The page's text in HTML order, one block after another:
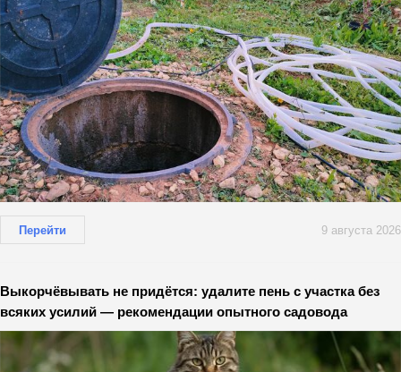
Перейти 9 августа 2026
Выкорчёвывать не придётся: удалите пень с участка без
всяких усилий — рекомендации опытного садовода